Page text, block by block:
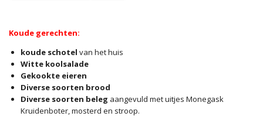
Koude gerechten:
koude schotel van het huis
Witte koolsalade
Gekookte eieren
Diverse soorten brood
Diverse soorten beleg aangevuld met uitjes Monegask
Kruidenboter, mosterd en stroop.